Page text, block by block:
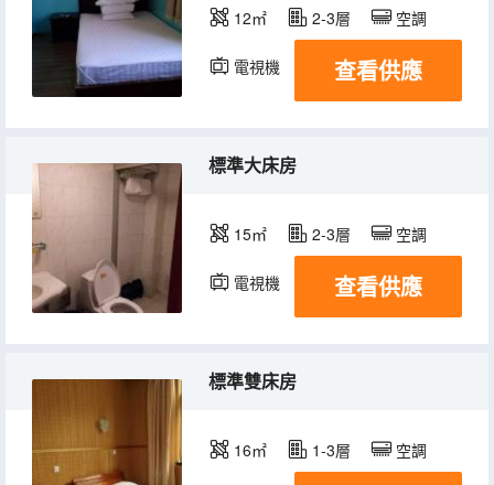
12㎡ 2-3層 空調
電視機 查看供應
標準大床房
15㎡ 2-3層 空調
電視機 查看供應
標準雙床房
16㎡ 1-3層 空調